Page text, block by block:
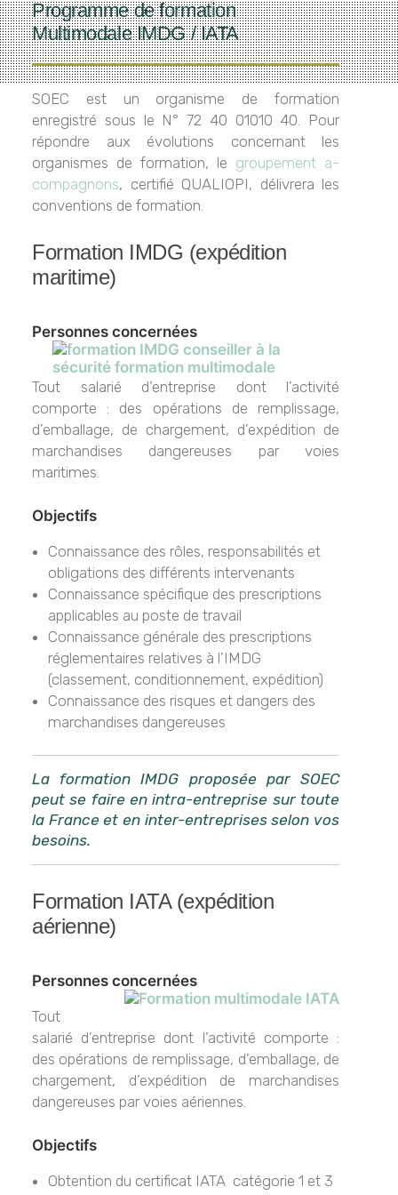
Programme de formation
Multimodale IMDG / IATA
SOEC est un organisme de formation
enregistré sous le N° 72 40 01010 40. Pour
répondre aux évolutions concernant les
organismes de formation, le groupement a-
compagnons, certifié QUALIOPI, délivrera les
conventions de formation.
Formation IMDG (expédition
maritime)
Personnes concernées
Tout salarié d’entreprise dont l’activité
comporte : des opérations de remplissage,
d’emballage, de chargement, d’expédition de
marchandises dangereuses par voies
maritimes.
Objectifs
Connaissance des rôles, responsabilités et
obligations des différents intervenants
Connaissance spécifique des prescriptions
applicables au poste de travail
Connaissance générale des prescriptions
réglementaires relatives à l’IMDG
(classement, conditionnement, expédition)
Connaissance des risques et dangers des
marchandises dangereuses
La formation IMDG proposée par SOEC
peut se faire en intra-entreprise sur toute
la France et en inter-entreprises selon vos
besoins.
Formation IATA (expédition
aérienne)
Personnes concernées
Tout
salarié d’entreprise dont l’activité comporte :
des opérations de remplissage, d’emballage, de
chargement, d’expédition de marchandises
dangereuses par voies aériennes.
Objectifs
Obtention du certificat IATA catégorie 1 et 3